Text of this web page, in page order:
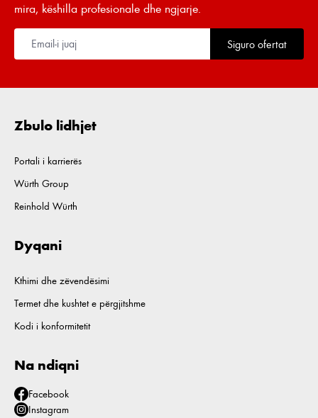
mira, këshilla profesionale dhe ngjarje.
Siguro ofertat
Zbulo lidhjet
Portali i karrierës
Würth Group
Reinhold Würth
Dyqani
Kthimi dhe zëvendësimi
Termet dhe kushtet e përgjitshme
Kodi i konformitetit
Na ndiqni
Facebook
Instagram